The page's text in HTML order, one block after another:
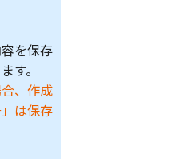
を保存
す。
、作成
は保存